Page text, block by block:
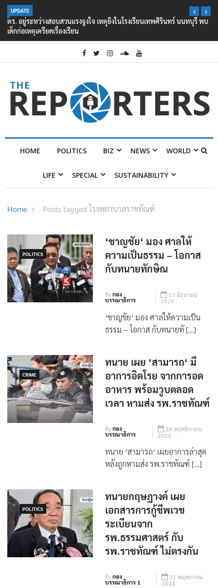
UPDATE
ตร. อยู่ระหว่างสอบสวนแรงจูงใจ เหตุยิงในโรงเรียนเทพศิรินทร์ นนทบุรี พบ
เด็กก่อเหตุเครียดเรื่องเรียน
HOME POLITICS BIZ NEWS WORLD
LIFE SPECIAL SUSTAINABILITY
Home Posts tagged โรงพยาบาลราชทัณฑ์
POLITICS
‘ชาญชัย‘ มอง ศาลให้
ความเป็นธรรม – โอกาส
กับทนายทักษิณ
Byกอง
บรรณาธิการ
13 มิถุนายน
2025
‘ชาญชัย‘ มอง ศาลให้ความเป็น
ธรรม – โอกาส กับทนายทั […]
CRIME
ทนาย เผย ‘สามารถ‘ มี
อาการอิดโรย จากการอด
อาหาร พร้อมวูบตลอด
เวลา หามส่ง รพ.ราชทัณฑ์
Byกอง
บรรณาธิการ
28 พฤศจิกายน
2024
ทนาย ‘สามารถ‘ เผยอาการล่าสุด
หลังถูกหามส่ง รพ.ราชทัณฑ์ […]
POLITICS
ทนายกฤษฎางค์ เผย
เอกสารการกู้ชีพเวช
ระเบียนจาก
รพ.ธรรมศาสตร์ กับ
รพ.ราชทัณฑ์ ไม่ตรงกัน
Byกอง
บรรณาธิการ 1
21 พฤษภาคม
2024